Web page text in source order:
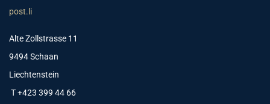
post.li
Alte Zollstrasse 11
9494 Schaan
Liechtenstein
T +423 399 44 66